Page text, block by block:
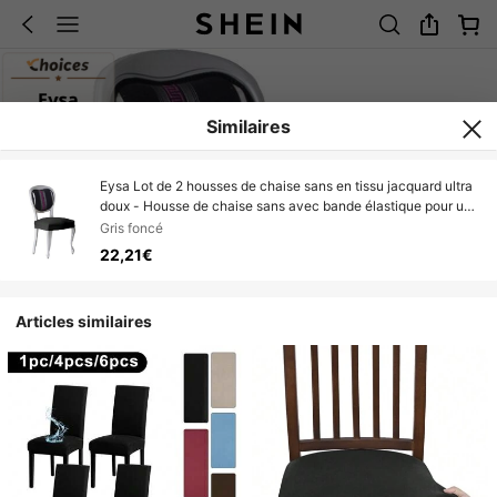
Similaires
Eysa Lot de 2 housses de chaise sans en tissu jacquard ultra
doux - Housse de chaise sans avec bande élastique pour un
ajustement parfait - Housse de chaise sans 100% fabriquée
en Espagne
Gris foncé
22,21€
Articles similaires